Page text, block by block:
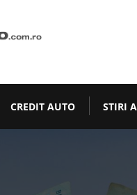
CREDIT AUTO STIRI